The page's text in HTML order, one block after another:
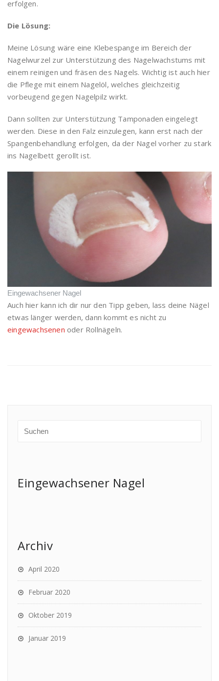
erfolgen.
Die Lösung:
Meine Lösung wäre eine Klebespange im Bereich der
Nagelwurzel zur Unterstützung des Nagelwachstums mit
einem reinigen und fräsen des Nagels. Wichtig ist auch hier
die Pflege mit einem Nagelöl, welches gleichzeitig
vorbeugend gegen Nagelpilz wirkt.
Dann sollten zur Unterstützung Tamponaden eingelegt
werden. Diese in den Falz einzulegen, kann erst nach der
Spangenbehandlung erfolgen, da der Nagel vorher zu stark
ins Nagelbett gerollt ist.
Eingewachsener Nagel
Auch hier kann ich dir nur den Tipp geben, lass deine Nägel
etwas länger werden, dann kommt es nicht zu
eingewachsenen oder Rollnägeln.
Eingewachsener Nagel
Archiv
April 2020
Februar 2020
Oktober 2019
Januar 2019